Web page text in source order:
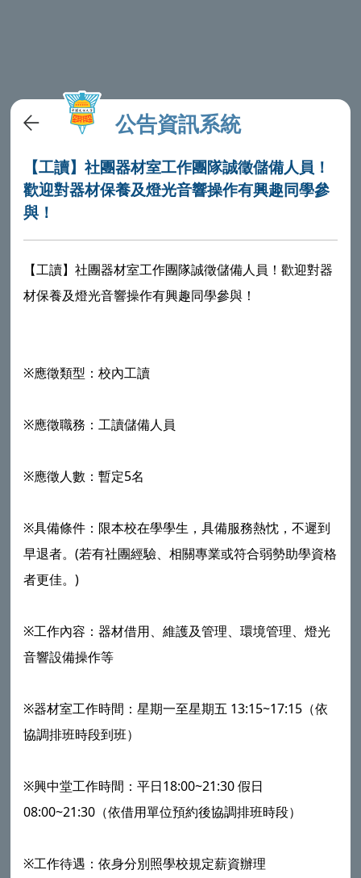
公告資訊系統
【工讀】社團器材室工作團隊誠徵儲備人員！
歡迎對器材保養及燈光音響操作有興趣同學參
與！
【工讀】社團器材室工作團隊誠徵儲備人員！歡迎對器
材保養及燈光音響操作有興趣同學參與！
※應徵類型：校內工讀
※應徵職務：工讀儲備人員
※應徵人數：暫定5名
※具備條件：限本校在學學生，具備服務熱忱，不遲到
早退者。(若有社團經驗、相關專業或符合弱勢助學資格
者更佳。)
※工作內容：器材借用、維護及管理、環境管理、燈光
音響設備操作等
※器材室工作時間：星期一至星期五 13:15~17:15（依
協調排班時段到班）
※興中堂工作時間：平日18:00~21:30 假日
08:00~21:30（依借用單位預約後協調排班時段）
※工作待遇：依身分別照學校規定薪資辦理